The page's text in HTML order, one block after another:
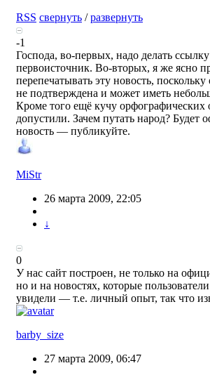
RSS свернуть /развернуть
-1
Господа, во-первых, надо делать
первоисточник. Во-вторых, я же ясно
перепечатывать эту новость,
не подтверждена и может иметь
Кроме того ещё кучу орфографических
допустили. Зачем путать народ? Будет
новость — публикуйте.
MiStr
26 марта 2009, 22:05
↓
0
У нас сайт построен, не только на
но и на новостях, которые
увидели — т.е. личный опыт, так что
barby_size
27 марта 2009, 06:47